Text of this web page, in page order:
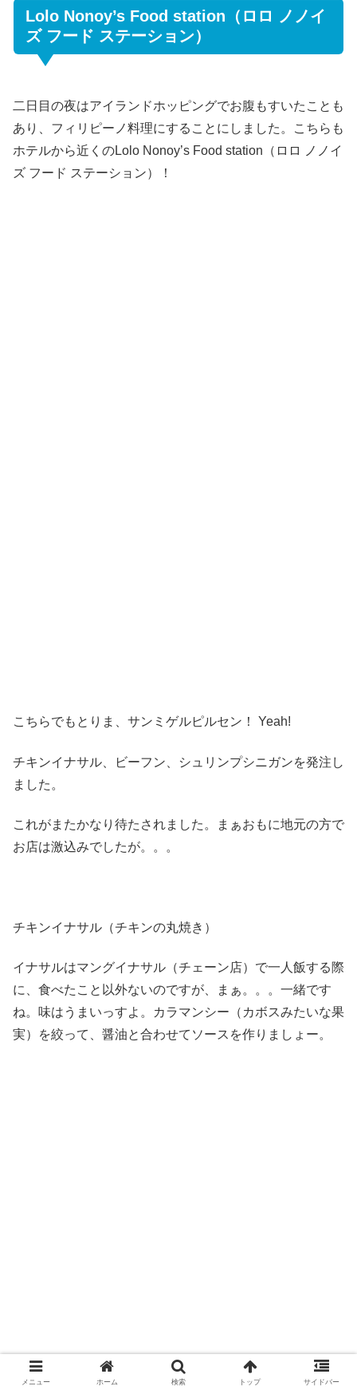
Lolo Nonoy’s Food station（ロロ ノノイ
ズ フード ステーション）
二日目の夜はアイランドホッピングでお腹もすいたことも
あり、フィリピーノ料理にすることにしました。こちらも
ホテルから近くのLolo Nonoy’s Food station（ロロ ノノイ
ズ フード ステーション）！
こちらでもとりま、サンミゲルピルセン！ Yeah!
チキンイナサル、ビーフン、シュリンプシニガンを発注し
ました。
これがまたかなり待たされました。まぁおもに地元の方で
お店は激込みでしたが。。。
チキンイナサル（チキンの丸焼き）
イナサルはマングイナサル（チェーン店）で一人飯する際
に、食べたこと以外ないのですが、まぁ。。。一緒です
ね。味はうまいっすよ。カラマンシー（カボスみたいな果
実）を絞って、醤油と合わせてソースを作りましょー。
メニュー ホーム 検索 トップ サイドバー